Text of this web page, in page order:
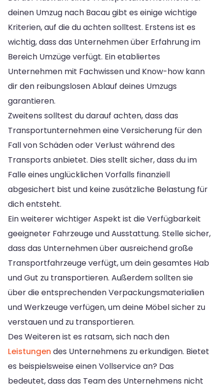
deinen Umzug nach Bacau gibt es einige wichtige
Kriterien, auf die du achten solltest. Erstens ist es
wichtig, dass das Unternehmen über Erfahrung im
Bereich Umzüge verfügt. Ein etabliertes
Unternehmen mit Fachwissen und Know-how kann
dir den reibungslosen Ablauf deines Umzugs
garantieren.
Zweitens solltest du darauf achten, dass das
Transportunternehmen eine Versicherung für den
Fall von Schäden oder Verlust während des
Transports anbietet. Dies stellt sicher, dass du im
Falle eines unglücklichen Vorfalls finanziell
abgesichert bist und keine zusätzliche Belastung für
dich entsteht.
Ein weiterer wichtiger Aspekt ist die Verfügbarkeit
geeigneter Fahrzeuge und Ausstattung. Stelle sicher,
dass das Unternehmen über ausreichend große
Transportfahrzeuge verfügt, um dein gesamtes Hab
und Gut zu transportieren. Außerdem sollten sie
über die entsprechenden Verpackungsmaterialien
und Werkzeuge verfügen, um deine Möbel sicher zu
verstauen und zu transportieren.
Des Weiteren ist es ratsam, sich nach den
Leistungen des Unternehmens zu erkundigen. Bietet
es beispielsweise einen Vollservice an? Das
bedeutet, dass das Team des Unternehmens nicht